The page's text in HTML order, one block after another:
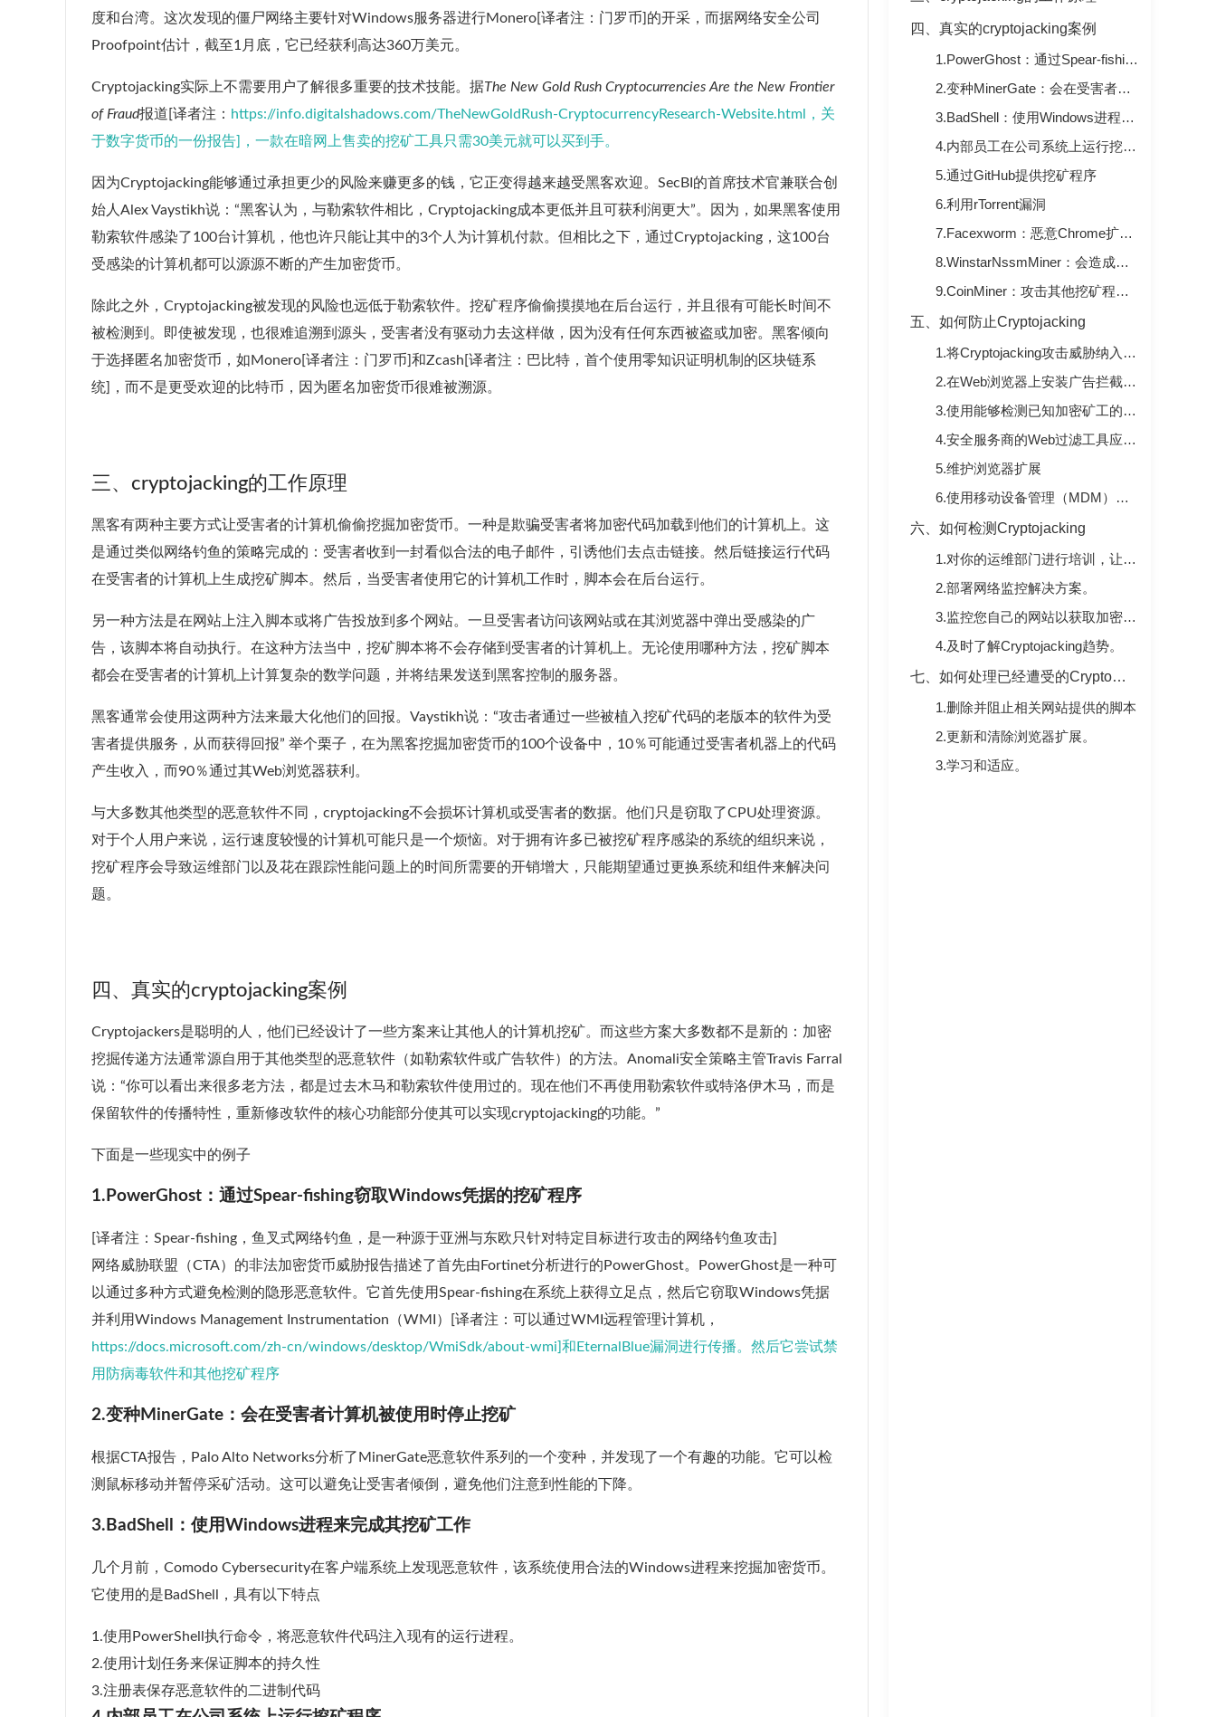
度和台湾。这次发现的僵尸网络主要针对Windows服务器进行Monero[译者注：门罗币]的开采，而据网络安全公司
Proofpoint估计，截至1月底，它已经获利高达360万美元。
Cryptojacking实际上不需要用户了解很多重要的技术技能。据The New Gold Rush Cryptocurrencies Are the New Frontier
of Fraud报道[译者注： https://info.digitalshadows.com/TheNewGoldRush-CryptocurrencyResearch-Website.html，关
于数字货币的一份报告]，一款在暗网上售卖的挖矿工具只需30美元就可以买到手。
因为Cryptojacking能够通过承担更少的风险来赚更多的钱，它正变得越来越受黑客欢迎。SecBI的首席技术官兼联合创
始人Alex Vaystikh说：“黑客认为，与勒索软件相比，Cryptojacking成本更低并且可获利润更大”。因为，如果黑客使用
勒索软件感染了100台计算机，他也许只能让其中的3个人为计算机付款。但相比之下，通过Cryptojacking，这100台
受感染的计算机都可以源源不断的产生加密货币。
除此之外，Cryptojacking被发现的风险也远低于勒索软件。挖矿程序偷偷摸摸地在后台运行，并且很有可能长时间不
被检测到。即使被发现，也很难追溯到源头，受害者没有驱动力去这样做，因为没有任何东西被盗或加密。黑客倾向
于选择匿名加密货币，如Monero[译者注：门罗币]和Zcash[译者注：巴比特，首个使用零知识证明机制的区块链系
统]，而不是更受欢迎的比特币，因为匿名加密货币很难被溯源。
三、cryptojacking的工作原理
黑客有两种主要方式让受害者的计算机偷偷挖掘加密货币。一种是欺骗受害者将加密代码加载到他们的计算机上。这
是通过类似网络钓鱼的策略完成的：受害者收到一封看似合法的电子邮件，引诱他们去点击链接。然后链接运行代码
在受害者的计算机上生成挖矿脚本。然后，当受害者使用它的计算机工作时，脚本会在后台运行。
另一种方法是在网站上注入脚本或将广告投放到多个网站。一旦受害者访问该网站或在其浏览器中弹出受感染的广
告，该脚本将自动执行。在这种方法当中，挖矿脚本将不会存储到受害者的计算机上。无论使用哪种方法，挖矿脚本
都会在受害者的计算机上计算复杂的数学问题，并将结果发送到黑客控制的服务器。
黑客通常会使用这两种方法来最大化他们的回报。Vaystikh说：“攻击者通过一些被植入挖矿代码的老版本的软件为受
害者提供服务，从而获得回报” 举个栗子，在为黑客挖掘加密货币的100个设备中，10％可能通过受害者机器上的代码
产生收入，而90％通过其Web浏览器获利。
与大多数其他类型的恶意软件不同，cryptojacking不会损坏计算机或受害者的数据。他们只是窃取了CPU处理资源。
对于个人用户来说，运行速度较慢的计算机可能只是一个烦恼。对于拥有许多已被挖矿程序感染的系统的组织来说，
挖矿程序会导致运维部门以及花在跟踪性能问题上的时间所需要的开销增大，只能期望通过更换系统和组件来解决问
题。
四、真实的cryptojacking案例
Cryptojackers是聪明的人，他们已经设计了一些方案来让其他人的计算机挖矿。而这些方案大多数都不是新的：加密
挖掘传递方法通常源自用于其他类型的恶意软件（如勒索软件或广告软件）的方法。Anomali安全策略主管Travis Farral
说：“你可以看出来很多老方法，都是过去木马和勒索软件使用过的。现在他们不再使用勒索软件或特洛伊木马，而是
保留软件的传播特性，重新修改软件的核心功能部分使其可以实现cryptojacking的功能。”
下面是一些现实中的例子
1.PowerGhost：通过Spear-fishing窃取Windows凭据的挖矿程序
[译者注：Spear-fishing，鱼叉式网络钓鱼，是一种源于亚洲与东欧只针对特定目标进行攻击的网络钓鱼攻击]
网络威胁联盟（CTA）的非法加密货币威胁报告描述了首先由Fortinet分析进行的PowerGhost。PowerGhost是一种可
以通过多种方式避免检测的隐形恶意软件。它首先使用Spear-fishing在系统上获得立足点，然后它窃取Windows凭据
并利用Windows Management Instrumentation（WMI）[译者注：可以通过WMI远程管理计算机，
https://docs.microsoft.com/zh-cn/windows/desktop/WmiSdk/about-wmi]和EternalBlue漏洞进行传播。然后它尝试禁
用防病毒软件和其他挖矿程序
2.变种MinerGate：会在受害者计算机被使用时停止挖矿
根据CTA报告，Palo Alto Networks分析了MinerGate恶意软件系列的一个变种，并发现了一个有趣的功能。它可以检
测鼠标移动并暂停采矿活动。这可以避免让受害者倾倒，避免他们注意到性能的下降。
3.BadShell：使用Windows进程来完成其挖矿工作
几个月前，Comodo Cyber​​security在客户端系统上发现恶意软件，该系统使用合法的Windows进程来挖掘加密货币。
它使用的是BadShell，具有以下特点
1.使用PowerShell执行命令，将恶意软件代码注入现有的运行进程。
2.使用计划任务来保证脚本的持久性
3.注册表保存恶意软件的二进制代码
四、真实的cryptojacking案例
1.PowerGhost：通过Spear-fishing窃取Windows凭据的挖矿程序
2.变种MinerGate：会在受害者计算机被使用时停止挖矿
3.BadShell：使用Windows进程来完成其挖矿工作
4.内部员工在公司系统上运行挖矿程序
5.通过GitHub提供挖矿程序
6.利用rTorrent漏洞
7.Facexworm：恶意Chrome扩展程序
8.WinstarNssmMiner：会造成计算机崩溃的挖矿程序
9.CoinMiner：攻击其他挖矿程序的矿王
五、如何防止Cryptojacking
1.将Cryptojacking攻击威胁纳入安全培训当中
2.在Web浏览器上安装广告拦截或反加密扩展
3.使用能够检测已知加密矿工的端点保护
4.安全服务商的Web过滤工具应该保持最新
5.维护浏览器扩展
6.使用移动设备管理（MDM）解决方案
六、如何检测Cryptojacking
1.对你的运维部门进行培训，让他们学会如何寻找加密采矿的迹象。
2.部署网络监控解决方案。
3.监控您自己的网站以获取加密挖掘代码。
4.及时了解Cryptojacking趋势。
七、如何处理已经遭受的Cryptojacking攻击
1.删除并阻止相关网站提供的脚本
2.更新和清除浏览器扩展。
3.学习和适应。